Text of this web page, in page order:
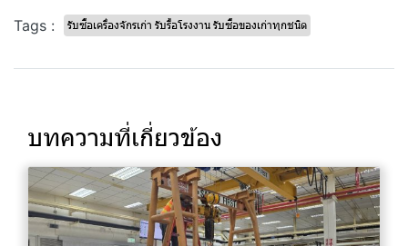
Tags : รับซื้อเครื่องจักรเก่า รับรื้อโรงงาน รับซื้อของเก่าทุกชนิด
บทความที่เกี่ยวข้อง